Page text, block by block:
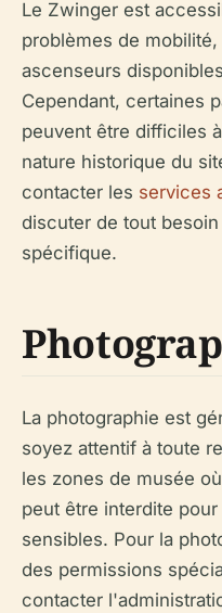
Le Zwinger est
problèmes de
ascenseurs
Cependant, certaines
peuvent être difficiles
nature historique du
contacter les services
discuter de tout
spécifique.
La photographie est
soyez attentif à toute
les zones de musée
peut être interdite
sensibles. Pour la
des permissions
contacter